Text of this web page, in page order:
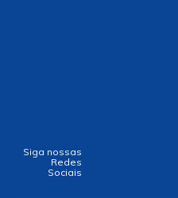
Siga nossas
Redes
Sociais